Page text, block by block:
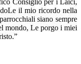
il mio ricordo nella
siano sempre
mondo, Le porgo i miei